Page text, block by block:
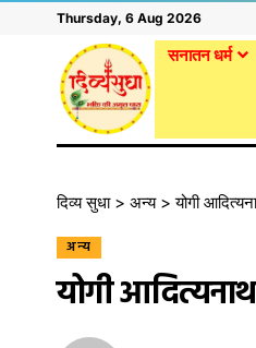
Thursday, 6 Aug 2026
सनातन धर्म
दिव्य सुधा> अन्य>योगी
अन्य
योगी